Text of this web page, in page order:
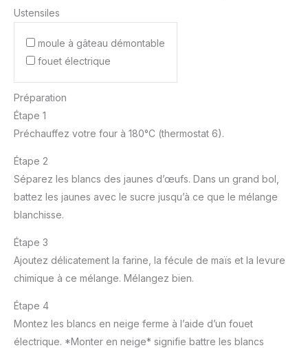
Ustensiles
moule à gâteau démontable
fouet électrique
Préparation
Étape 1
Préchauffez votre four à 180°C (thermostat 6).
Étape 2
Séparez les blancs des jaunes d’œufs. Dans un grand bol,
battez les jaunes avec le sucre jusqu’à ce que le mélange
blanchisse.
Étape 3
Ajoutez délicatement la farine, la fécule de maïs et la levure
chimique à ce mélange. Mélangez bien.
Étape 4
Montez les blancs en neige ferme à l’aide d’un fouet
électrique. *Monter en neige* signifie battre les blancs